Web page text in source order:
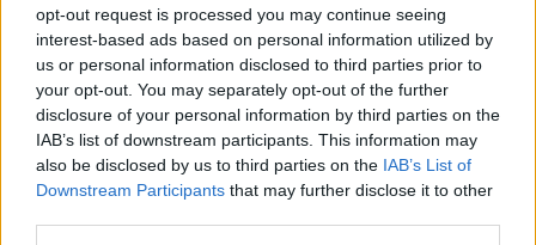
opt-out request is processed you may continue seeing
interest-based ads based on personal information utilized by
us or personal information disclosed to third parties prior to
your opt-out. You may separately opt-out of the further
disclosure of your personal information by third parties on the
IAB’s list of downstream participants. This information may
also be disclosed by us to third parties on the IAB’s List of
Downstream Participants that may further disclose it to other